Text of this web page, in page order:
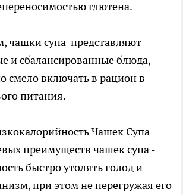
глютена.
чашки супа представляют
и сбалансированные блюда,
смело включать в рацион в
питания.
Чашек Супа
преимуществ чашек супа -
быстро утолять голод и
при этом не перегружая его